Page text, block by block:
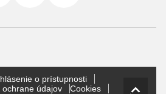
o prístupnosti
ochrane údajov
Cookies